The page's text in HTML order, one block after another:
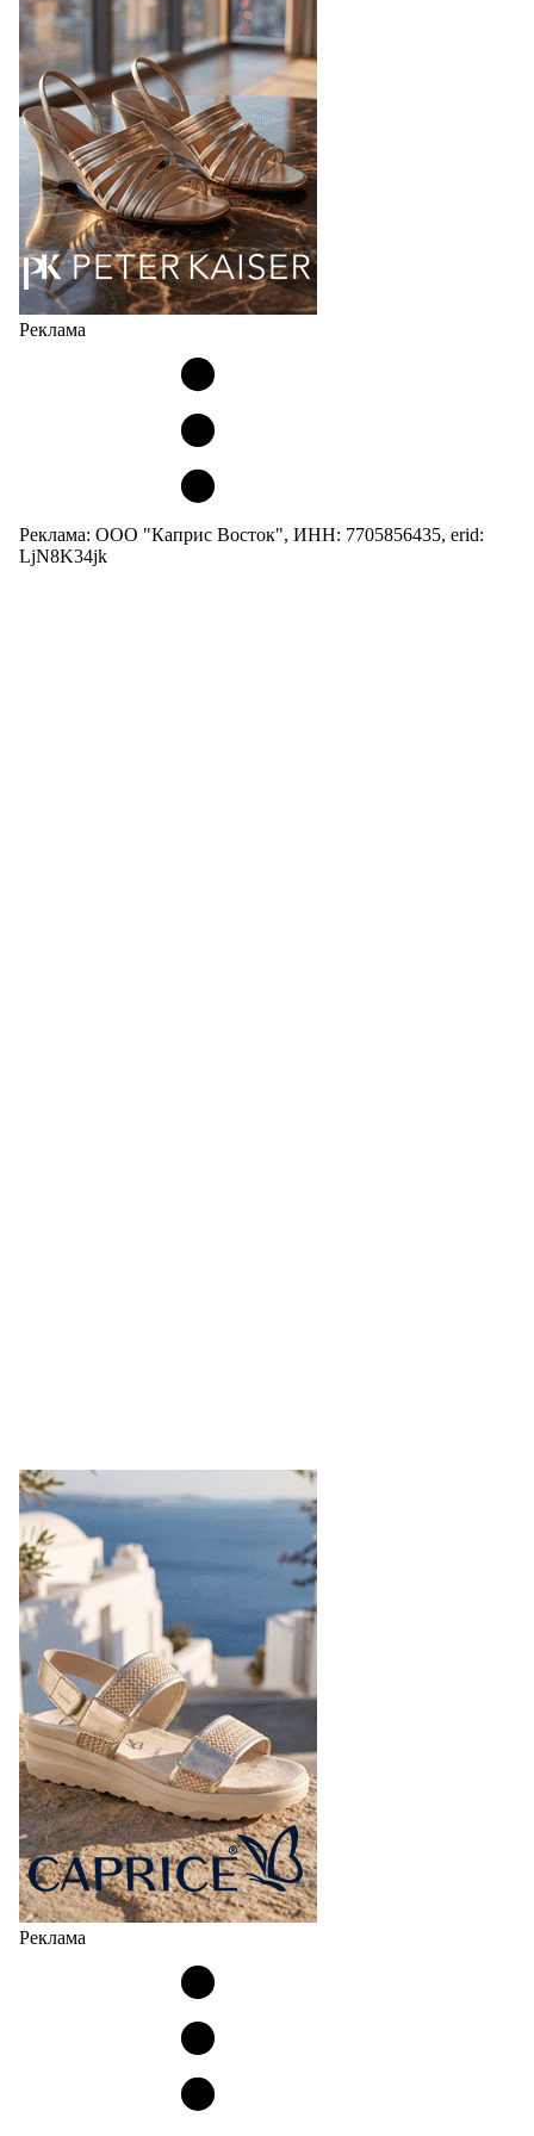
мужских, детских и пляжных зонтов в необычном
дизайнерском исполнении, отличается надёжностью
и высоким качеством…
05.08.2026 410
Реклама
Реклама: ООО "Каприс Восток", ИНН: 7705856435, erid:
LjN8K34jk
Реклама